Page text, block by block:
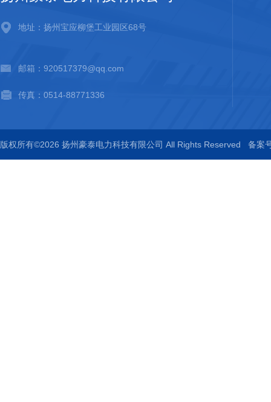
地址：扬州宝应柳堡工业园区68号
邮箱：920517379@qq.com
传真：0514-88771336
版权所有©2026 扬州豪泰电力科技有限公司 All Rights Reserved 备案